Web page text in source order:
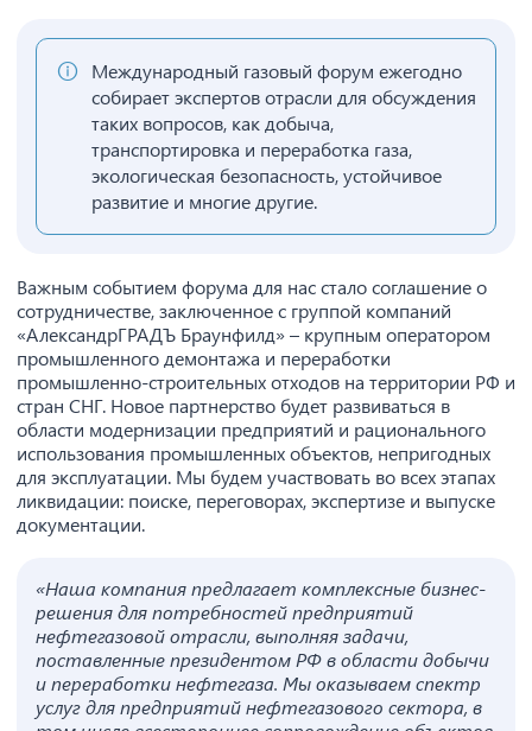
Международный газовый форум ежегодно
собирает экспертов отрасли для обсуждения
таких вопросов, как добыча,
транспортировка и переработка газа,
экологическая безопасность, устойчивое
развитие и многие другие.
Важным событием форума для нас стало соглашение о
сотрудничестве, заключенное с группой компаний
«АлександрГРАДЪ Браунфилд» – крупным оператором
промышленного демонтажа и переработки
промышленно-строительных отходов на территории РФ и
стран СНГ. Новое партнерство будет развиваться в
области модернизации предприятий и рационального
использования промышленных объектов, непригодных
для эксплуатации. Мы будем участвовать во всех этапах
ликвидации: поиске, переговорах, экспертизе и выпуске
документации.
«Наша компания предлагает комплексные бизнес-
решения для потребностей предприятий
нефтегазовой отрасли, выполняя задачи,
поставленные президентом РФ в области добычи
и переработки нефтегаза. Мы оказываем спектр
услуг для предприятий нефтегазового сектора, в